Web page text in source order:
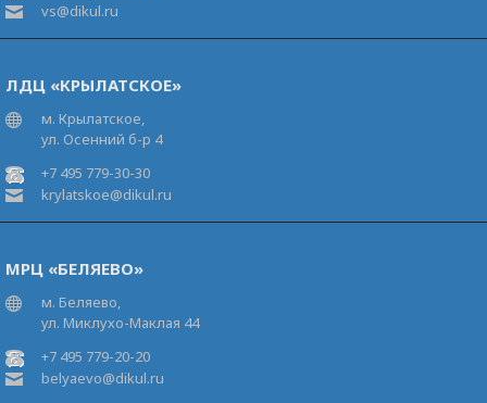
vs@dikul.ru
ЛДЦ «КРЫЛАТСКОЕ»
м. Крылатское,
ул. Осенний б-р 4
+7 495 779-30-30
krylatskoe@dikul.ru
МРЦ «БЕЛЯЕВО»
м. Беляево,
ул. Миклухо-Маклая 44
+7 495 779-20-20
belyaevo@dikul.ru